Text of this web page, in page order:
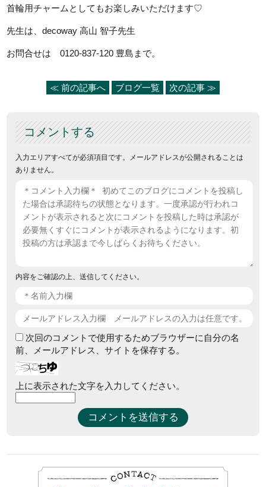
首輪用チャームとしてもお楽しみいただけます♡
先生は、decoway 高山 智子先生
お問合せは 0120-837-120 豊島まで。
≪ 前の記事へ ブログ一覧 次の記事 ≫
コメントする
入力エリアすべてが必須項目です。メールアドレスが公開されることは
ありません。
内容をご確認の上、送信してください。
次回のコメントで使用するためブラウザーに自分の名
前、メールアドレス、サイトを保存する。
上に表示された文字を入力してください。